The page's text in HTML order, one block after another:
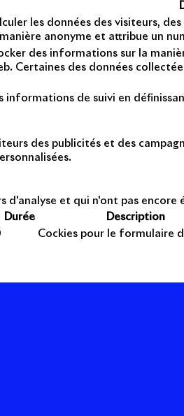
les données des visiteurs,
anonyme et attribue un
des informations sur la
Certaines des données
de suivi en
des publicités et des
d'analyse et qui n'ont pas encore
Durée
Description
Cockies pour le formulaire